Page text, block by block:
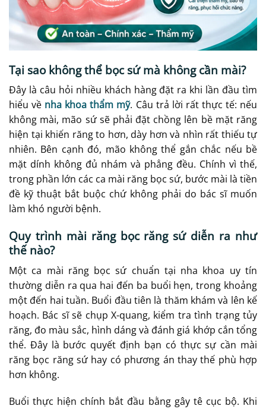
Tại sao không thể bọc sứ mà không cần mài?
Đây là câu hỏi nhiều khách hàng đặt ra khi lần đầu tìm
hiểu về nha khoa thẩm mỹ. Câu trả lời rất thực tế: nếu
không mài, mão sứ sẽ phải đặt chồng lên bề mặt răng
hiện tại khiến răng to hơn, dày hơn và nhìn rất thiếu tự
nhiên. Bên cạnh đó, mão không thể gắn chắc nếu bề
mặt dính không đủ nhám và phẳng đều. Chính vì thế,
trong phần lớn các ca mài răng bọc sứ, bước mài là tiền
đề kỹ thuật bắt buộc chứ không phải do bác sĩ muốn
làm khó người bệnh.
Quy trình mài răng bọc răng sứ diễn ra như
thế nào?
Một ca mài răng bọc sứ chuẩn tại nha khoa uy tín
thường diễn ra qua hai đến ba buổi hẹn, trong khoảng
một đến hai tuần. Buổi đầu tiên là thăm khám và lên kế
hoạch. Bác sĩ sẽ chụp X-quang, kiểm tra tình trạng tủy
răng, đo màu sắc, hình dáng và đánh giá khớp cắn tổng
thể. Đây là bước quyết định bạn có thực sự cần mài
răng bọc răng sứ hay có phương án thay thế phù hợp
hơn không.
Buổi thực hiện chính bắt đầu bằng gây tê cục bộ. Khi